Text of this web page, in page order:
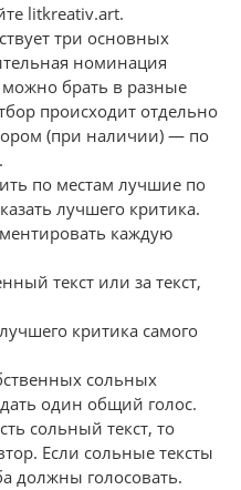
litkreativ.art.
три основных
номинация
брать в разные
происходит отдельно
(при наличии) — по
по местам лучшие по
лучшего критика.
каждую
текст или за текст,
критика самого
сольных
один общий голос.
сольный текст, то
Если сольные тексты
должны голосовать.